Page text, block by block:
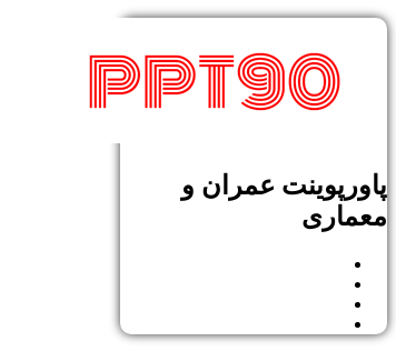
پاورپوینت عمران و
معماری